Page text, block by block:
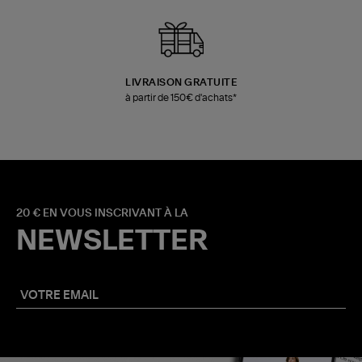
LIVRAISON GRATUITE
à partir de 150€ d'achats*
20 € EN VOUS INSCRIVANT À LA
NEWSLETTER